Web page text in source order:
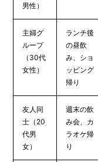
男性）
主婦グ
ループ
（30代
女性）
ランチ後
の昼飲
み、ショ
ッピング
帰り
友人同
士（20
代男
女）
週末の飲
み会、カ
ラオケ帰
り